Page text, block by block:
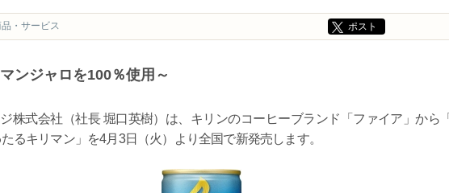
・サービス ポスト
ンジャロを100％使用～
株式会社（社長 堀口英樹）は、キリンのコーヒーブランド「ファイア」から
るキリマン」を4月3日（火）より全国で新発売します。